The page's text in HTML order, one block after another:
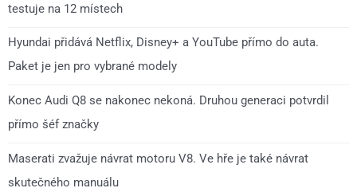
testuje na 12 místech
Hyundai přidává Netflix, Disney+ a YouTube přímo do auta.
Paket je jen pro vybrané modely
Konec Audi Q8 se nakonec nekoná. Druhou generaci potvrdil
přímo šéf značky
Maserati zvažuje návrat motoru V8. Ve hře je také návrat
skutečného manuálu